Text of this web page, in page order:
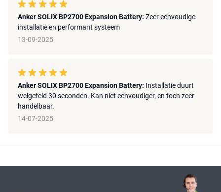
Anker SOLIX BP2700 Expansion Battery: Zeer eenvoudige
installatie en performant systeem
13-09-2025
Anker SOLIX BP2700 Expansion Battery: Installatie duurt
welgeteld 30 seconden. Kan niet eenvoudiger, en toch zeer
handelbaar.
14-07-2025